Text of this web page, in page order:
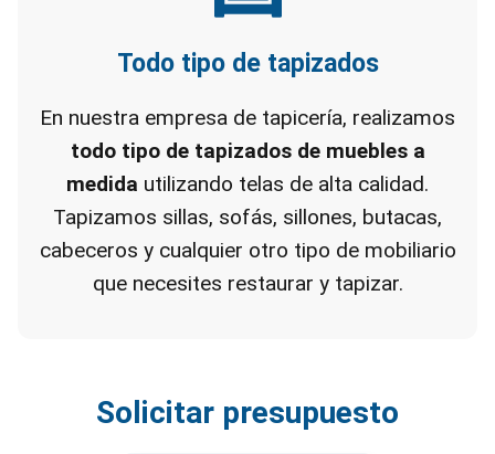
Todo tipo de tapizados
En nuestra empresa de tapicería, realizamos
todo tipo de tapizados de muebles a
medida utilizando telas de alta calidad.
Tapizamos sillas, sofás, sillones, butacas,
cabeceros y cualquier otro tipo de mobiliario
que necesites restaurar y tapizar.
Solicitar presupuesto